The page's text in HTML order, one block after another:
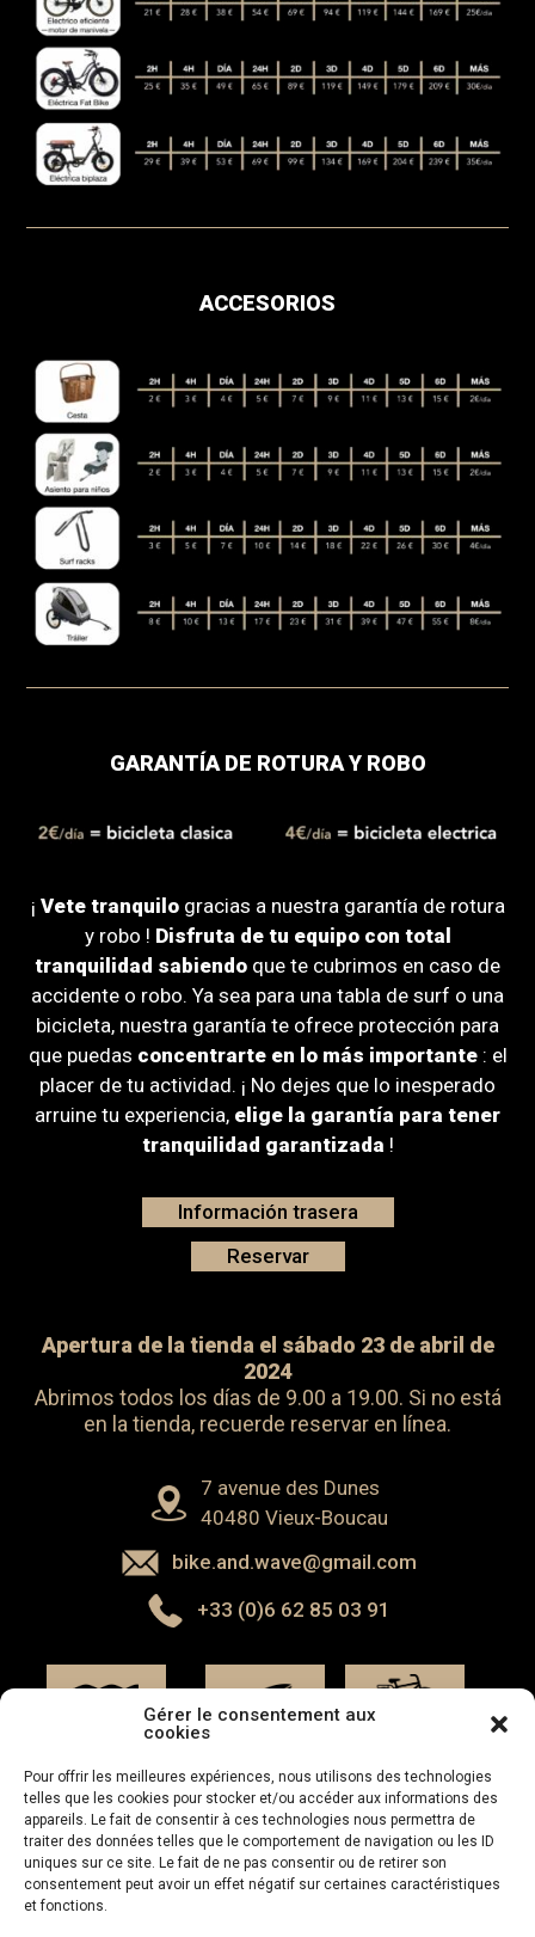
Gérer le consentement aux
cookies
Pour offrir les meilleures expériences, nous utilisons des technologies
telles que les cookies pour stocker et/ou accéder aux informations des
appareils. Le fait de consentir à ces technologies nous permettra de
traiter des données telles que le comportement de navigation ou les ID
uniques sur ce site. Le fait de ne pas consentir ou de retirer son
consentement peut avoir un effet négatif sur certaines caractéristiques
et fonctions.
ACCESORIOS
GARANTÍA DE ROTURA Y ROBO
¡ Vete tranquilogracias a nuestra garantía de rotura
y robo ! Disfruta de tu equipo con total
tranquilidad sabiendo que te cubrimos en caso de
accidente o robo. Ya sea para una tabla de surf o una
bicicleta, nuestra garantía te ofrece protección para
que puedas concentrarte en lo más importante: el
placer de tu actividad. ¡ No dejes que lo inesperado
arruine tu experiencia, elige la garantía para tener
tranquilidad garantizada !
Información trasera
Reservar
Apertura de la tienda el sábado 23 de abril de
2024
Abrimos todos los días de 9.00 a 19.00. Si no está
en la tienda, recuerde reservar en línea.
7 avenue des Dunes
40480 Vieux-Boucau
bike.and.wave@gmail.com
+33 (0)6 62 85 03 91
Alquiler
bicicletas